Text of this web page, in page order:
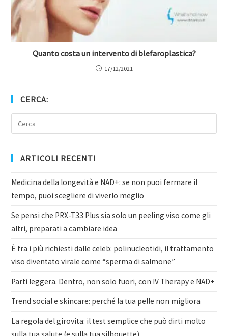
Quanto costa un intervento di blefaroplastica?
17/12/2021
CERCA:
ARTICOLI RECENTI
Medicina della longevità e NAD+: se non puoi fermare il
tempo, puoi scegliere di viverlo meglio
Se pensi che PRX-T33 Plus sia solo un peeling viso come gli
altri, preparati a cambiare idea
È fra i più richiesti dalle celeb: polinucleotidi, il trattamento
viso diventato virale come “sperma di salmone”
Parti leggera. Dentro, non solo fuori, con IV Therapy e NAD+
Trend social e skincare: perché la tua pelle non migliora
La regola del girovita: il test semplice che può dirti molto